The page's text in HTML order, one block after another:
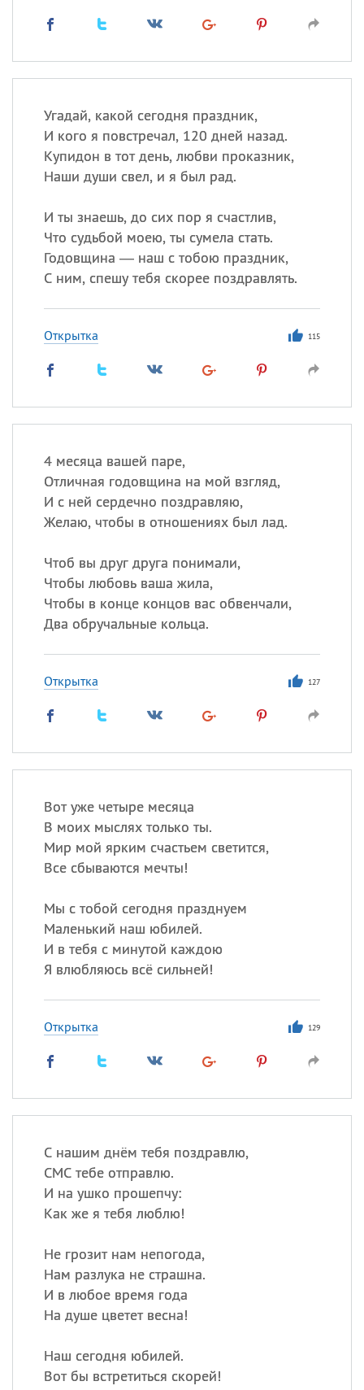
Угадай, какой сегодня праздник,
И кого я повстречал, 120 дней назад.
Купидон в тот день, любви проказник,
Наши души свел, и я был рад.
И ты знаешь, до сих пор я счастлив,
Что судьбой моею, ты сумела стать.
Годовщина — наш с тобою праздник,
С ним, спешу тебя скорее поздравлять.
Открытка 115
4 месяца вашей паре,
Отличная годовщина на мой взгляд,
И с ней сердечно поздравляю,
Желаю, чтобы в отношениях был лад.
Чтоб вы друг друга понимали,
Чтобы любовь ваша жила,
Чтобы в конце концов вас обвенчали,
Два обручальные кольца.
Открытка 127
Вот уже четыре месяца
В моих мыслях только ты.
Мир мой ярким счастьем светится,
Все сбываются мечты!
Мы с тобой сегодня празднуем
Маленький наш юбилей.
И в тебя с минутой каждою
Я влюбляюсь всё сильней!
Открытка 129
С нашим днём тебя поздравлю,
СМС тебе отправлю.
И на ушко прошепчу:
Как же я тебя люблю!
Не грозит нам непогода,
Нам разлука не страшна.
И в любое время года
На душе цветет весна!
Наш сегодня юбилей.
Вот бы встретиться скорей!